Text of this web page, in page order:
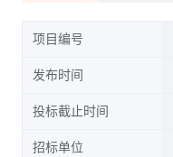
项目编号
发布时间
投标截止时间
招标单位